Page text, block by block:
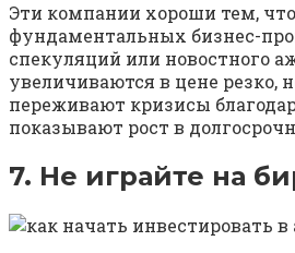
Эти компании хороши тем,
фундаментальных бизнес-
спекуляций или новостного
увеличиваются в цене резко,
переживают кризисы
показывают рост в
7. Не играйте на